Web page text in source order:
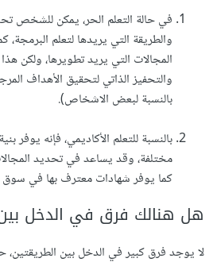
في حالة التعلم الحر، يمكن للشخص
والطريقة التي يريدها لتعلم البرمجة،
المجالات التي يريد تطويرها، ولكن
والتحفيز الذاتي لتحقيق الأهداف
بالنسبة لبعض الاشخاص).
بالنسبة للتعلم الأكاديمي، فإنه
مختلفة، وقد يساعد في تحديد
كما يوفر شهادات معترف بها في سوق
هل هنالك فرق في الدخل بين
لا يوجد فرق كبير في الدخل بين